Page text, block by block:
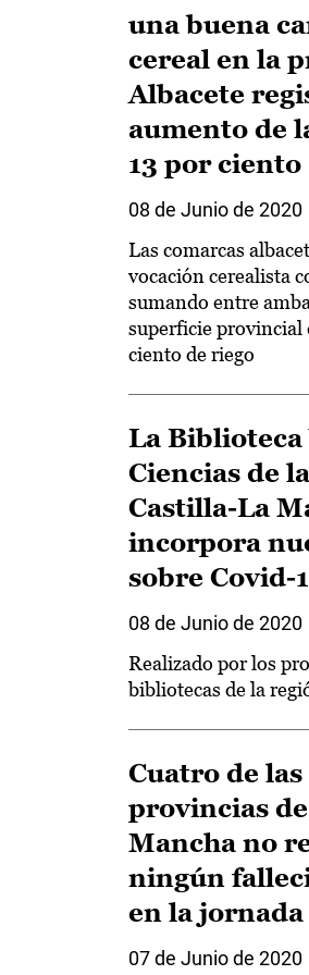
una buena
cereal en la
Albacete
aumento de
13 por ciento
08 de Junio de 2020
Las comarcas
vocación cerealista
sumando entre
superficie provincial
ciento de riego
La
Ciencias de
Castilla-La
incorpora
sobre Covid-
08 de Junio de 2020
Realizado por los
bibliotecas de la
Cuatro de
provincias
Mancha no
ningún
en la jornada
07 de Junio de 2020